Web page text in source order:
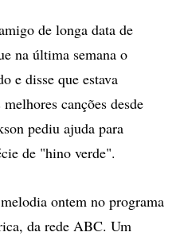
de longa data de
na última semana o
e disse que estava
canções desde
pediu ajuda para
de "hino verde".
ontem no programa
da rede ABC. Um